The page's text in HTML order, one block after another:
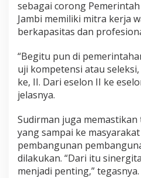
sebagai corong
Jambi memiliki mitra kerja
berkapasitas dan
“Begitu pun di
uji kompetensi atau
ke, II. Dari eselon II ke
jelasnya.
Sudirman juga
yang sampai ke
pembangunan
dilakukan. “Dari itu
menjadi penting,” tegasnya.